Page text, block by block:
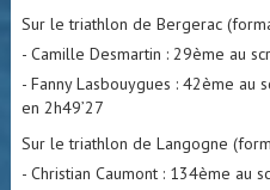
Sur le triathlon de Langogne
- Christian Caumont : 134ème au
Bravo à tous les 3 👏
Photo